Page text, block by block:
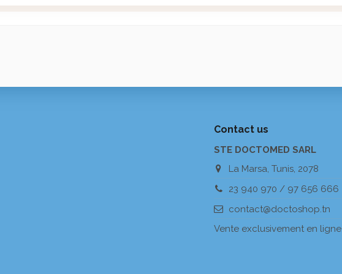
Contact us
STE DOCTOMED SARL
La Marsa, Tunis, 2078
23 940 970 / 97 656 666
contact@doctoshop.tn
Vente exclusivement en